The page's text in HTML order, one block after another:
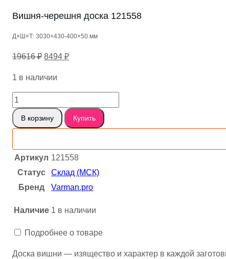
Вишня-черешня доска 121558
Д×Ш×Т: 3030×430-400×50 мм
19616₽ Первоначальная
составляла
19616 ₽.
8494 ₽Текущая
1 в наличии
Количество
товара
Вишня-
доска
121558
В корзину Купить
Артикул 121558
Статус
Склад (МСК)
Бренд
Varman.pro
Наличие 1 в наличии
Подробнее о товаре
Доска вишни — изящество и характер в каждой